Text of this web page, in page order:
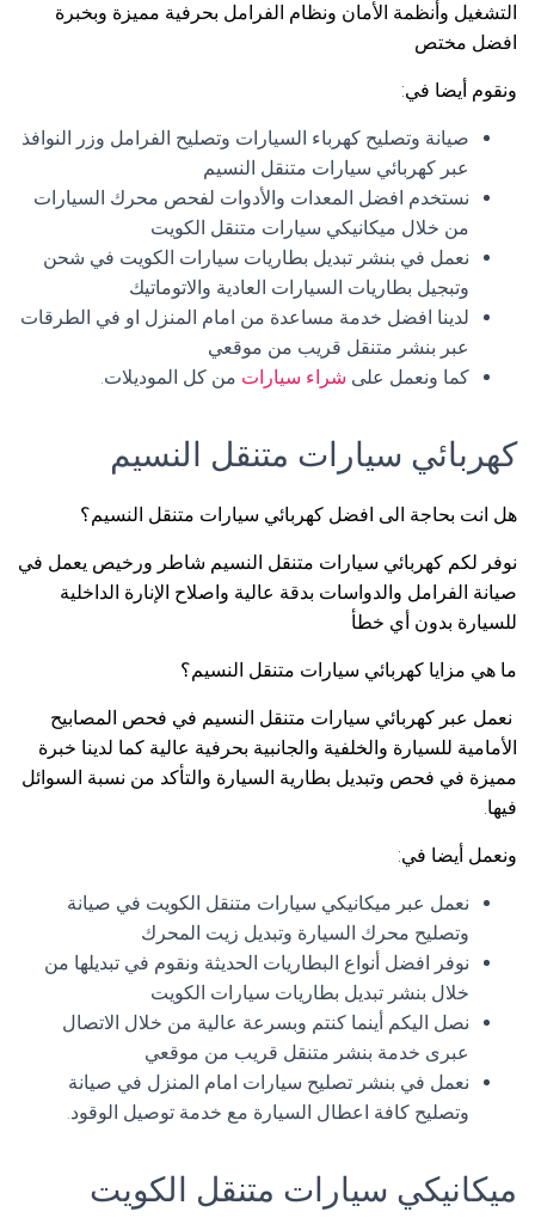
التشغيل وأنظمة الأمان ونظام الفرامل بحرفية مميزة وبخبرة
افضل مختص
ونقوم أيضا في:
صيانة وتصليح كهرباء السيارات وتصليح الفرامل وزر النوافذ
عبر كهربائي سيارات متنقل النسيم
نستخدم افضل المعدات والأدوات لفحص محرك السيارات
من خلال ميكانيكي سيارات متنقل الكويت
نعمل في بنشر تبديل بطاريات سيارات الكويت في شحن
وتبجيل بطاريات السيارات العادية والاتوماتيك
لدينا افضل خدمة مساعدة من امام المنزل او في الطرقات
عبر بنشر متنقل قريب من موقعي
كما ونعمل على شراء سيارات من كل الموديلات.
كهربائي سيارات متنقل النسيم
هل انت بحاجة الى افضل كهربائي سيارات متنقل النسيم؟
نوفر لكم كهربائي سيارات متنقل النسيم شاطر ورخيص يعمل في
صيانة الفرامل والدواسات بدقة عالية واصلاح الإنارة الداخلية
للسيارة بدون أي خطأ
ما هي مزايا كهربائي سيارات متنقل النسيم؟
نعمل عبر كهربائي سيارات متنقل النسيم في فحص المصابيح
الأمامية للسيارة والخلفية والجانبية بحرفية عالية كما لدينا خبرة
مميزة في فحص وتبديل بطارية السيارة والتأكد من نسبة السوائل
فيها.
ونعمل أيضا في:
نعمل عبر ميكانيكي سيارات متنقل الكويت في صيانة
وتصليح محرك السيارة وتبديل زيت المحرك
نوفر افضل أنواع البطاريات الحديثة ونقوم في تبديلها من
خلال بنشر تبديل بطاريات سيارات الكويت
نصل اليكم أينما كنتم وبسرعة عالية من خلال الاتصال
عبرى خدمة بنشر متنقل قريب من موقعي
نعمل في بنشر تصليح سيارات امام المنزل في صيانة
وتصليح كافة اعطال السيارة مع خدمة توصيل الوقود.
ميكانيكي سيارات متنقل الكويت